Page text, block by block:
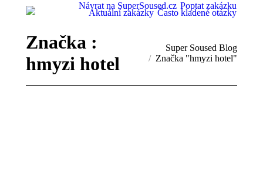
Návrat na SuperSoused.cz Poptat zakázku
Aktuální zakázky Často kladené otázky
Značka :
hmyzi hotel
You are here:Super Soused Blog
Značka "hmyzi hotel"